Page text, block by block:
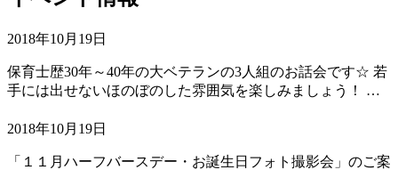
2018年10月19日
保育士歴30年～40年の大ベテランの3人組のお話会です☆ 若
手には出せないほのぼのした雰囲気を楽しみましょう！ …
2018年10月19日
「１１月ハーフバースデー・お誕生日フォト撮影会」のご案